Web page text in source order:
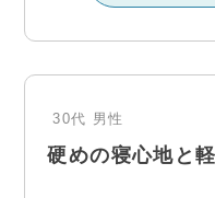
30代 男性
硬めの寝心地と